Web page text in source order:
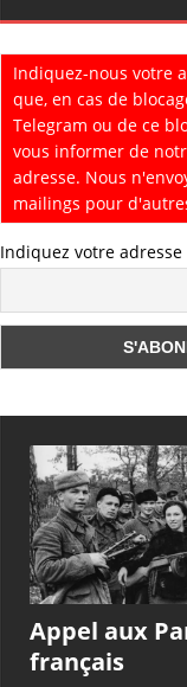
Indiquez-nous votre
que, en cas de
Telegram ou de ce
vous informer de
adresse. Nous
mailings pour
Indiquez votre
Appel aux
français